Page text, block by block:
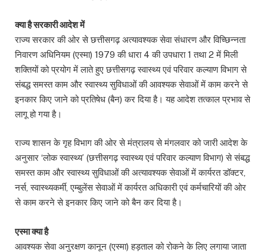
क्या है सरकारी आदेश में
राज्य सरकार की ओर से छत्तीसगढ़ अत्यावश्यक सेवा संधारण और विच्छिन्नता
निवारण अधिनियम (एस्मा) 1979 की धारा 4 की उपधारा 1 तथा 2 में मिली
शक्तियों को प्रयोग में लाते हुए छत्तीसगढ़ स्वास्थ्य एवं परिवार कल्याण विभाग से
संबद्ध समस्त काम और स्वास्थ्य सुविधाओं की आवश्यक सेवाओं में काम करने से
इनकार किए जाने को प्रतिषेध (बैन) कर दिया है। यह आदेश तत्काल प्रभाव से
लागू हो गया है।
राज्य शासन के गृह विभाग की ओर से मंत्रालय से मंगलवार को जारी आदेश के
अनुसार ‘लोक स्वास्थ्य’ (छत्तीसगढ़ स्वास्थ्य एवं परिवार कल्याण विभाग) से संबद्ध
समस्त काम और स्वास्थ्य सुविधाओं की अत्यावश्यक सेवाओं में कार्यरत डॉक्टर,
नर्स, स्वास्थ्यकर्मी, एम्बुलेंस सेवाओं में कार्यरत अधिकारी एवं कर्मचारियों की ओर
से काम करने से इनकार किए जाने को बैन कर दिया है।
एस्मा क्या है
आवश्‍यक सेवा अनुरक्षण कानून (एस्‍मा) हड़ताल को रोकने के लिए लगाया जाता